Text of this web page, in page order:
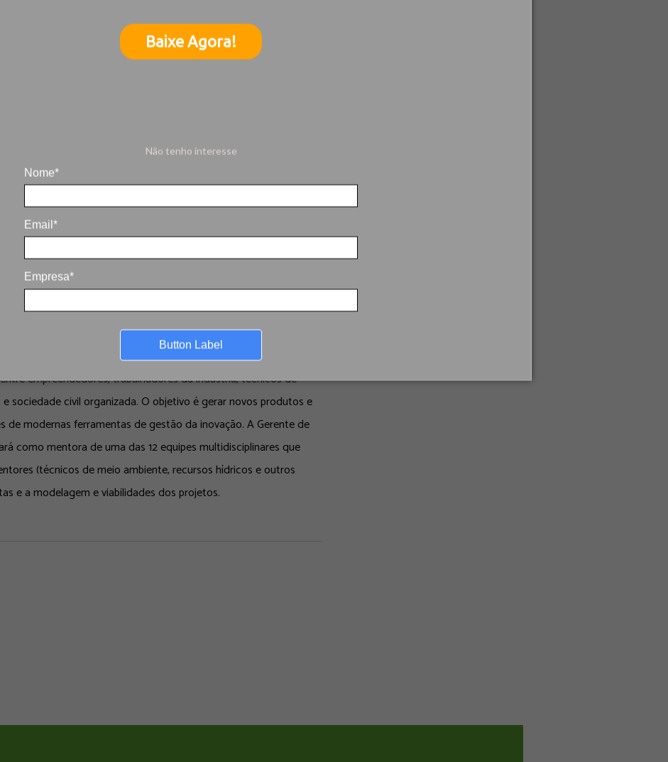
Baixe Agora!
Não tenho interesse
Nome*
Email*
Empresa*
Button Label
Uso e Reuso da Água” nos dias 07 e 08 de abril, na
empreendedores, trabalhadores da indústria, técnicos de
sociedade civil organizada. O objetivo é gerar novos produtos e
de modernas ferramentas de gestão da inovação. A Gerente de
como mentora de uma das 12 equipes multidisciplinares que
(técnicos de meio ambiente, recursos hídricos e outros
e a modelagem e viabilidades dos projetos.